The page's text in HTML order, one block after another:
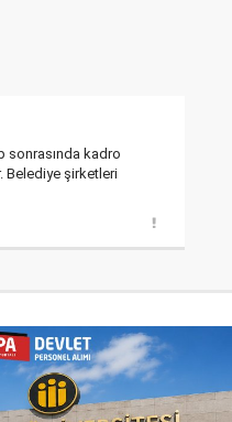
sonrasında kadro
Belediye şirketleri